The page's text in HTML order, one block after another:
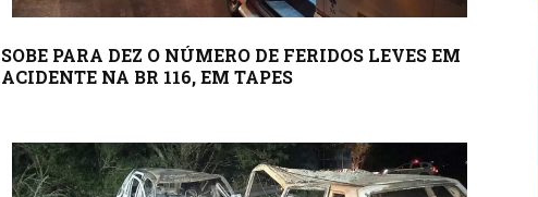
SOBE PARA DEZ O NÚMERO DE FERIDOS LEVES EM
ACIDENTE NA BR 116, EM TAPES